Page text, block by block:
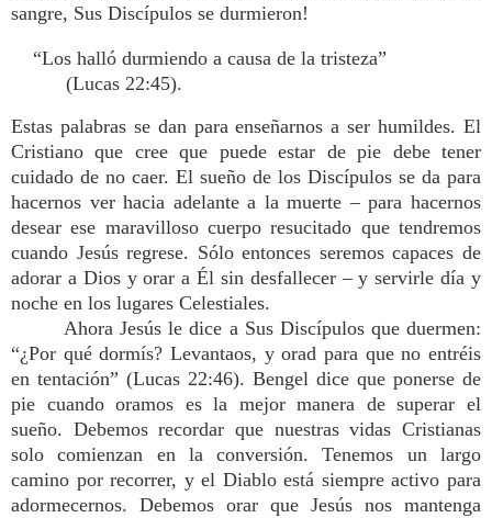
sangre, Sus Discípulos se durmieron!
“Los halló durmiendo a causa de la tristeza”
(Lucas 22:45).
Estas palabras se dan para enseñarnos a ser humildes. El
Cristiano que cree que puede estar de pie debe tener
cuidado de no caer. El sueño de los Discípulos se da para
hacernos ver hacia adelante a la muerte – para hacernos
desear ese maravilloso cuerpo resucitado que tendremos
cuando Jesús regrese. Sólo entonces seremos capaces de
adorar a Dios y orar a Él sin desfallecer – y servirle día y
noche en los lugares Celestiales.
Ahora Jesús le dice a Sus Discípulos que duermen:
“¿Por qué dormís? Levantaos, y orad para que no entréis
en tentación” (Lucas 22:46). Bengel dice que ponerse de
pie cuando oramos es la mejor manera de superar el
sueño. Debemos recordar que nuestras vidas Cristianas
solo comienzan en la conversión. Tenemos un largo
camino por recorrer, y el Diablo está siempre activo para
adormecernos. Debemos orar que Jesús nos mantenga